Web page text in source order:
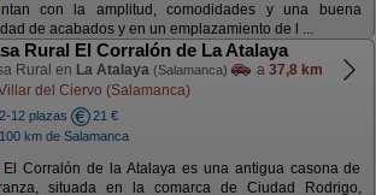
con la amplitud, comodidades y una buena
de acabados y en un emplazamiento de l ...
Rural El Corralón de La Atalaya
Rural en La Atalaya (Salamanca) a 37,8 km
del Ciervo (Salamanca)
2-12 plazas
21 €
100 km de Salamanca
El Corralón de la Atalaya es una antigua casona de
situada en la comarca de Ciudad Rodrigo,